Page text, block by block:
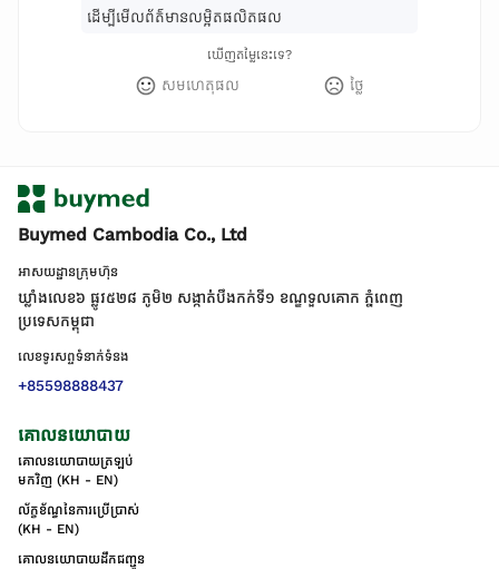
ដើម្បីមើលព័ត៌មានលម្អិតផលិតផល
ឃើញតម្លៃនេះទេ?
សមហេតុផល ថ្លៃ
Buymed Cambodia Co., Ltd
អាសយដ្ឋានក្រុមហ៊ុន
ឃ្លាំងលេខ៦ ផ្លូវ៥២៨ ភូមិ២ សង្កាត់់បឹងកក់ទី១ ខណ្ឌទួលគោក ភ្នំពេញ
ប្រទេសកម្ពុជា
លេខទូរសព្ទទំនាក់ទំនង
+85598888437
គោលនយោបាយ
គោលនយោបាយត្រឡប់
មកវិញ (KH - EN)
ល័ក្ខខ័ណ្ឌនៃការប្រើប្រាស់
(KH - EN)
គោលនយោបាយដឹកជញ្ជូន